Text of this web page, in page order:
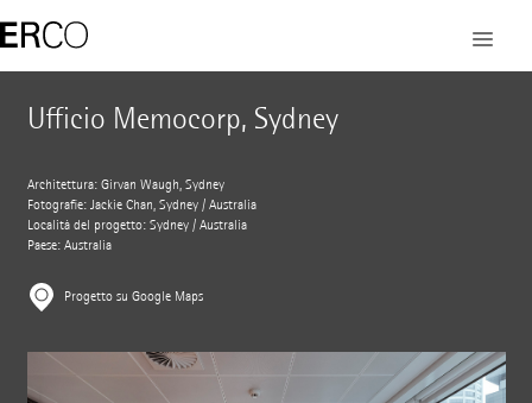
Ufficio Memocorp, Sydney
Architettura: Girvan Waugh, Sydney
Fotografie: Jackie Chan, Sydney / Australia
Località del progetto: Sydney / Australia
Paese: Australia
Progetto su Google Maps